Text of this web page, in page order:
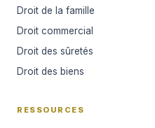
Droit de la famille
Droit commercial
Droit des sûretés
Droit des biens
RESSOURCES